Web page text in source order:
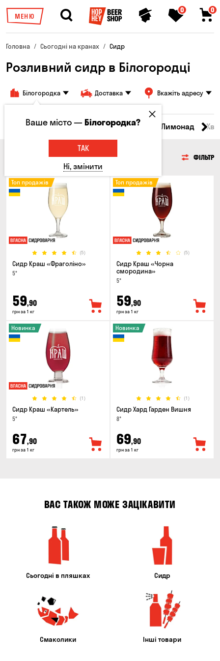
МЕНЮ
0 0
Головна Сьогодні на кранах Сидр
Розливний сидр в Білогородці
Білогородка Доставка Вкажіть адресу
Всі товари Пиво Сидр Вино Лимонад
ФІЛЬТР
(5)
Топ продажів
Сидр Краш «Фраголіно»
5°
59,90
грн за 1 кг
(5)
Топ продажів
Сидр Краш «Чорна
смородина»
5°
59,90
грн за 1 кг
(1)
Новинка
Сидр Краш «Картель»
5°
67,90
грн за 1 кг
(1)
Новинка
Сидр Хард Гарден Вишня
8°
69,90
грн за 1 кг
ВАС ТАКОЖ МОЖЕ ЗАЦІКАВИТИ
Сьогодні в пляшках Сидр
Смаколики Інші товари
Ваше місто —Білогородка?
ТАК
Ні, змінити